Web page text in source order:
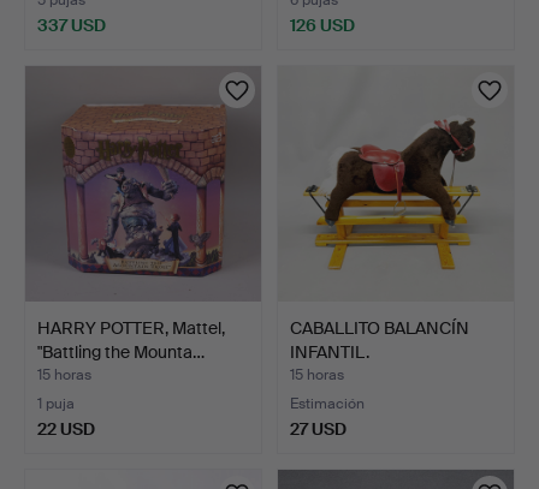
337 USD 126 USD
HARRY POTTER, Mattel,
"Battling the Mounta…
15 horas
1 puja
22 USD
CABALLITO BALANCÍN
INFANTIL.
15 horas
Estimación
27 USD